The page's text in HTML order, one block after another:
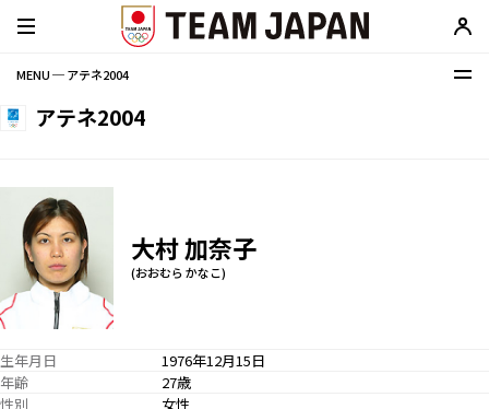
MENU ─ アテネ2004
アテネ2004
大村 加奈子
(おおむら かなこ)
生年月日
1976年12月15日
年齢
27歳
性別
女性